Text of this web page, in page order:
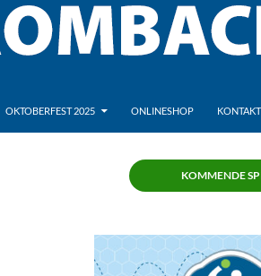
OKTOBERFEST 2025 ONLINESHOP KONTAKT
KOMMENDE